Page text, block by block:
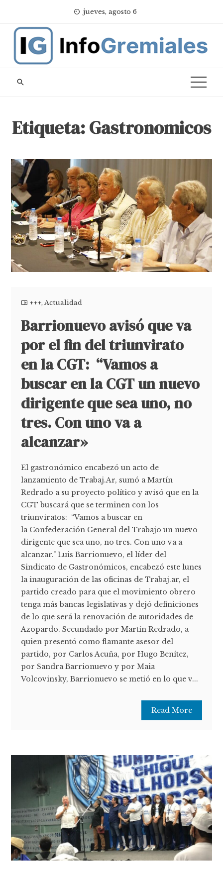
content
jueves, agosto 6
Etiqueta:Gastronomicos
+++,Actualidad
Barrionuevo avisó que va
por el fin del triunvirato
en la CGT: “Vamos a
buscar en la CGT un nuevo
dirigente que sea uno, no
tres. Con uno va a
alcanzar»
El gastronómico encabezó un acto de
lanzamiento de Trabaj.Ar, sumó a Martín
Redrado a su proyecto político y avisó que en la
CGT buscará que se terminen con los
triunviratos: “Vamos a buscar en
la Confederación General del Trabajo un nuevo
dirigente que sea uno, no tres. Con uno va a
alcanzar." Luis Barrionuevo, el líder del
Sindicato de Gastronómicos, encabezó este lunes
la inauguración de las oficinas de Trabaj.ar, el
partido creado para que el movimiento obrero
tenga más bancas legislativas y dejó definiciones
de lo que será la renovación de autoridades de
Azopardo. Secundado por Martín Redrado, a
quien presentó como flamante asesor del
partido, por Carlos Acuña, por Hugo Benítez,
por Sandra Barrionuevo y por Maia
Volcovinsky, Barrionuevo se metió en lo que v...
Read More